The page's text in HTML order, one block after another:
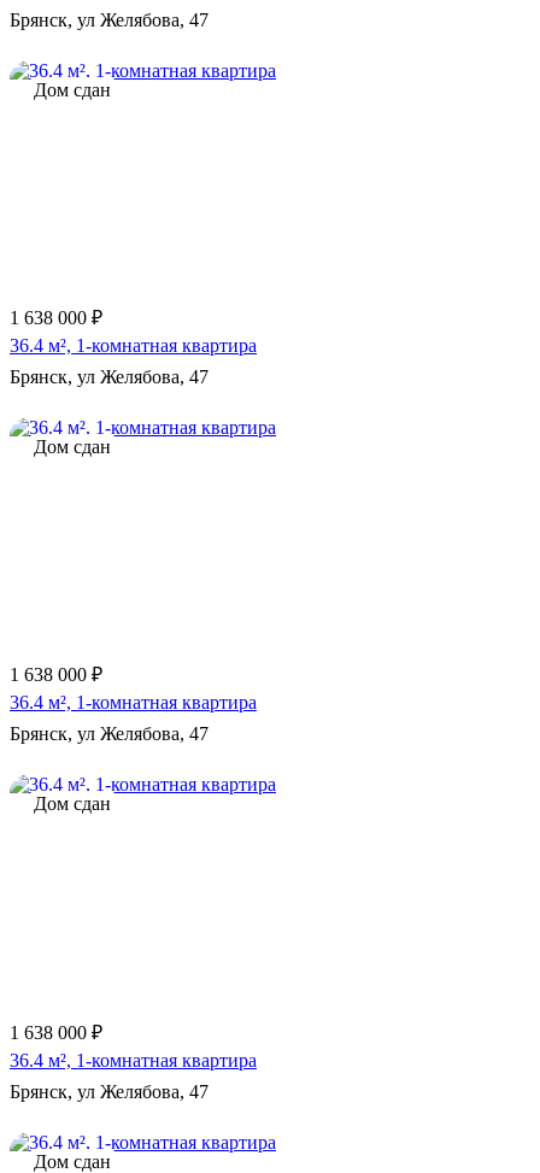
Брянск, ул Желябова, 47
Дом сдан
1 638 000 ₽
36.4 м², 1-комнатная квартира
Брянск, ул Желябова, 47
Дом сдан
1 638 000 ₽
36.4 м², 1-комнатная квартира
Брянск, ул Желябова, 47
Дом сдан
1 638 000 ₽
36.4 м², 1-комнатная квартира
Брянск, ул Желябова, 47
Дом сдан